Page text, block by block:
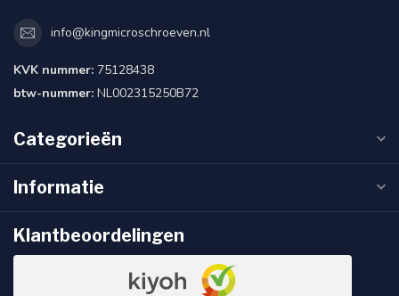
info@kingmicroschroeven.nl
KVK nummer: 75128438
btw-nummer: NL002315250B72
Categorieën
Informatie
Klantbeoordelingen